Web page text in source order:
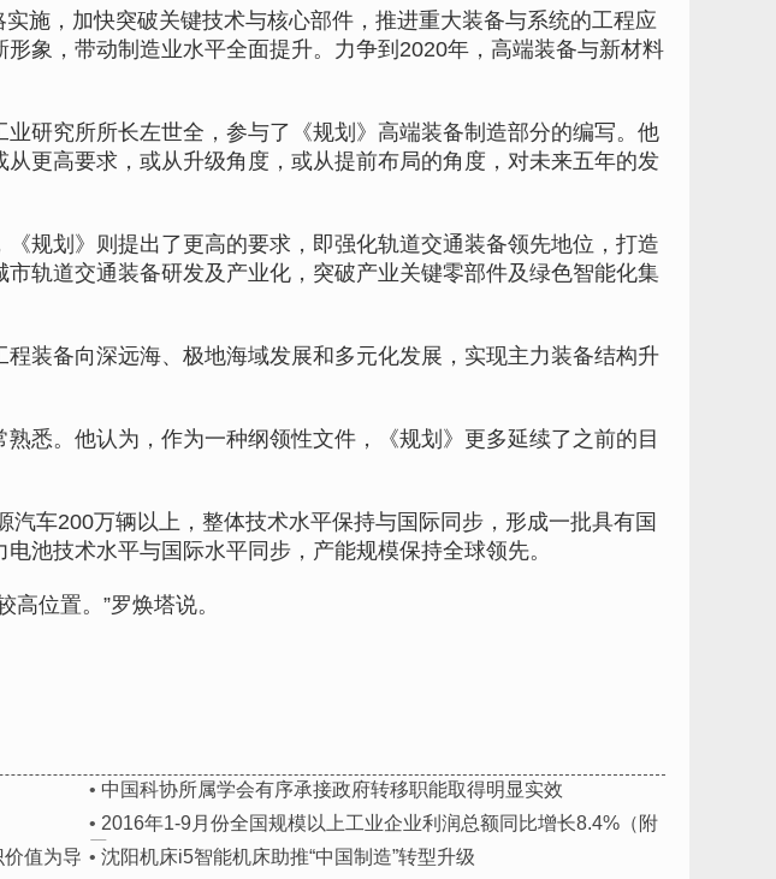
施，加快突破关键技术与核心部件，推进重大装备与系统的工程应
象，带动制造业水平全面提升。力争到2020年，高端装备与新材料
究所所长左世全，参与了《规划》高端装备制造部分的编写。他
更高要求，或从升级角度，或从提前布局的角度，对未来五年的发
划》则提出了更高的要求，即强化轨道交通装备领先地位，打造
轨道交通装备研发及产业化，突破产业关键零部件及绿色智能化集
备向深远海、极地海域发展和多元化发展，实现主力装备结构升
。他认为，作为一种纲领性文件，《规划》更多延续了之前的目
车200万辆以上，整体技术水平保持与国际同步，形成一批具有国
池技术水平与国际水平同步，产能规模保持全球领先。
位置。”罗焕塔说。
• 中国科协所属学会有序承接政府转移职能取得明显实效
• 2016年1-9月份全国规模以上工业企业利润总额同比增长8.4%（附
图）
值为导 • 沈阳机床i5智能机床助推“中国制造”转型升级